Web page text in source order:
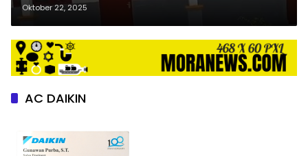
dan Guru di SLB Simalungun
Oktober 22, 2025
AC DAIKIN